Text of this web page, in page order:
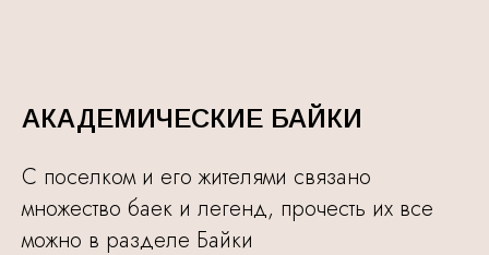
АКАДЕМИЧЕСКИЕ БАЙКИ
С поселком и его жителями связано
множество баек и легенд, прочесть их все
можно в разделе Байки